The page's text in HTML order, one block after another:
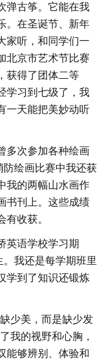
弹古筝。它能在我
。在圣诞节、新年
家听，和同学们一
北京市艺术节比赛
获得了团体二等
学习到七级了，我
一天能把美妙动听
多次参加各种绘画
防绘画比赛中我还获
我的两幅山水画作
书刊上。这些成绩
收获。
英语学校学习期
。我还是每学期班里
学到了知识还锻炼
少美，而是缺少发
我的视野和心胸，
能够辨别、体验和